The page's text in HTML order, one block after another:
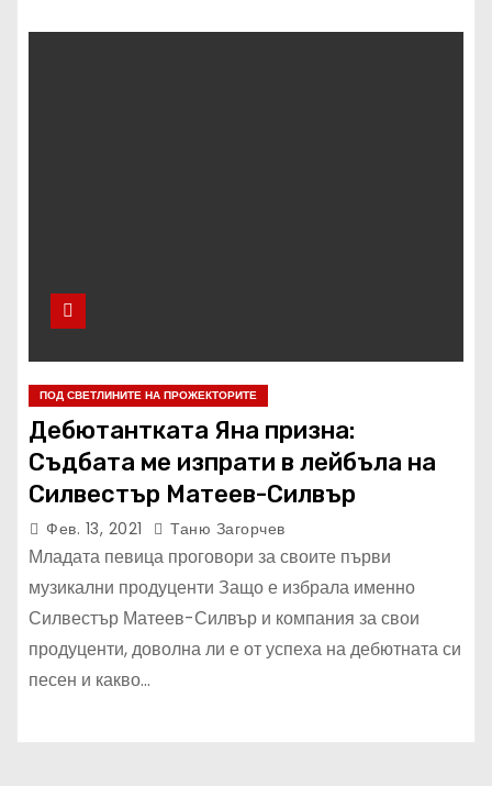
ПОД СВЕТЛИНИТЕ НА ПРОЖЕКТОРИТЕ
Дебютантката Яна призна:
Съдбата ме изпрати в лейбъла на
Силвестър Матеев-Силвър
Фев. 13, 2021 Таню Загорчев
Младата певица проговори за своите първи
музикални продуценти Защо е избрала именно
Силвестър Матеев-Силвър и компания за свои
продуценти, доволна ли е от успеха на дебютната си
песен и какво…